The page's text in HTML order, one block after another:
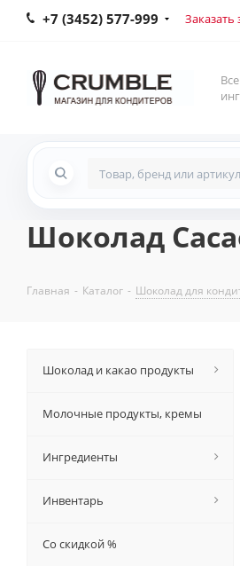
+7 (3452) 577-999 Заказать
Шоколад
Главная - Каталог - Шоколад для
Шоколад и какао продукты
Молочные продукты, кремы
Ингредиенты
Инвентарь
Со скидкой %